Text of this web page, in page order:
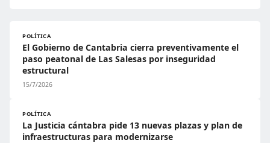
POLÍTICA
El Gobierno de Cantabria cierra preventivamente el
paso peatonal de Las Salesas por inseguridad
estructural
15/7/2026
POLÍTICA
La Justicia cántabra pide 13 nuevas plazas y plan de
infraestructuras para modernizarse